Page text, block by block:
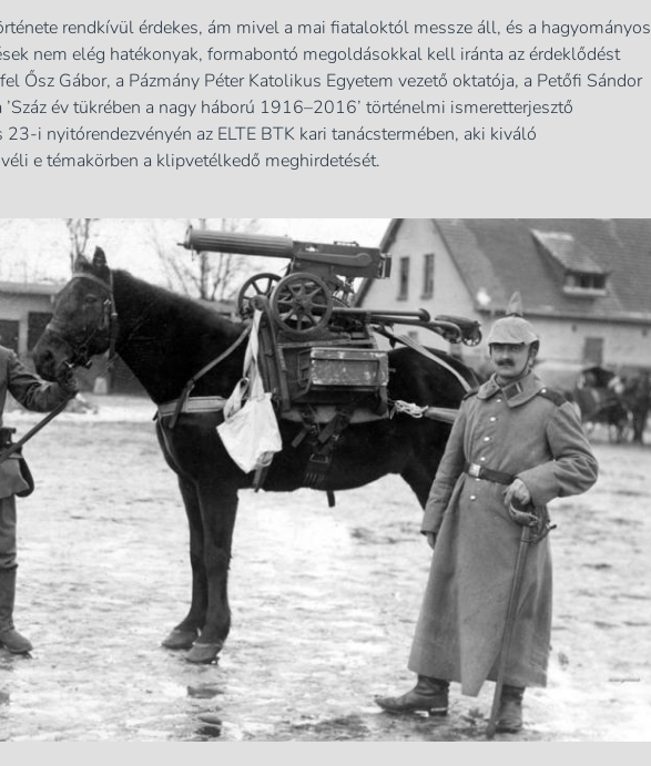
rendkívül érdekes, ám mivel a mai fiataloktól messze áll, és a hagyományos
nem elég hatékonyak, formabontó megoldásokkal kell iránta az érdeklődést
Ősz Gábor, a Pázmány Péter Katolikus Egyetem vezető oktatója, a Petőfi Sándor
’Száz év tükrében a nagy háború 1916–2016’ történelmi ismeretterjesztő
i nyitórendezvényén az ELTE BTK kari tanácstermében, aki kiváló
e témakörben a klipvetélkedő meghirdetését.